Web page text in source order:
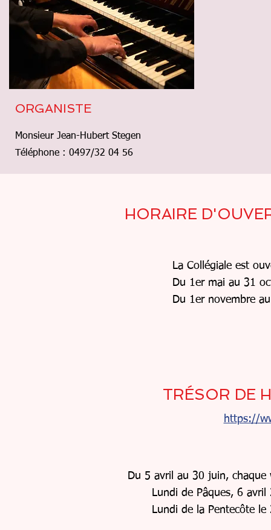
ORGANISTE
Monsieur Jean-Hubert Stegen
Téléphone : 0497/32 04 56
HORAIRE
La Collégiale est
Du 1er mai au 31
Du 1er novembre
TRÉSOR DE
https://
Du 5 avril au 30 juin,
Lundi de Pâques, 6
Lundi de la Pentecôte